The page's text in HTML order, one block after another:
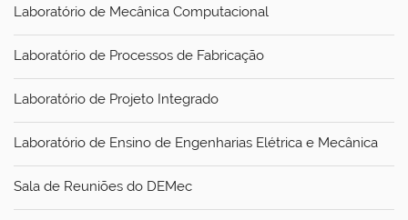
Laboratório de Mecânica Computacional
Laboratório de Processos de Fabricação
Laboratório de Projeto Integrado
Laboratório de Ensino de Engenharias Elétrica e Mecânica
Sala de Reuniões do DEMec